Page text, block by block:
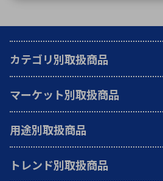
カテゴリ別取扱商品
マーケット別取扱商品
用途別取扱商品
トレンド別取扱商品